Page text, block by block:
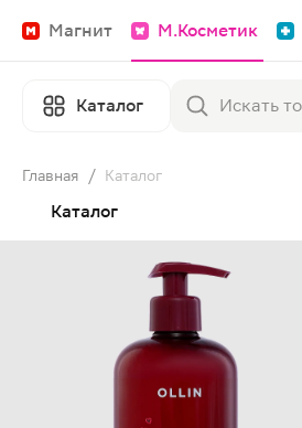
Магнит М.Косметик
Каталог
Главная / Каталог
Каталог